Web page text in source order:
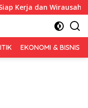
Wirausaha
EKONOMI & BISNIS